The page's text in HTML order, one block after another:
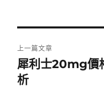
章
導
上一篇文章
上
一
犀利士20mg價
析